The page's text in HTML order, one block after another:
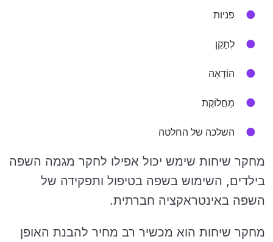
פניות
לְתַקֵן
הוֹדָאָה
מַחֲלוֹקֶת
השלכה של החלטה
מחקר שיחות שימש יכול אפילו לחקר מגמה השפה
בילדים, השימוש בשפה בטיפול ותפקידה של
השפה באינטראקציה חברתית.
מחקר שיחות הוא מכשיר רב מחיר להבנת האופן